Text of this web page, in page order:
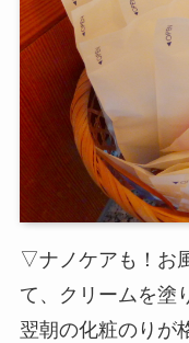
▽ナノケアも！お
て、クリームを塗
翌朝の化粧のりが